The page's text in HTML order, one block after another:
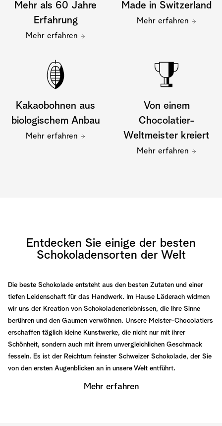
Mehr als 60 Jahre
Erfahrung
Mehr erfahren
Made in Switzerland
Mehr erfahren
Kakaobohnen aus
biologischem Anbau
Mehr erfahren
Von einem
Chocolatier-
Weltmeister kreiert
Mehr erfahren
Entdecken Sie einige der besten
Schokoladensorten der Welt
Die beste Schokolade entsteht aus den besten Zutaten und einer
tiefen Leidenschaft für das Handwerk. Im Hause Läderach widmen
wir uns der Kreation von Schokoladenerlebnissen, die Ihre Sinne
berühren und den Gaumen verwöhnen. Unsere Meister-Chocolatiers
erschaffen täglich kleine Kunstwerke, die nicht nur mit ihrer
Schönheit, sondern auch mit ihrem unvergleichlichen Geschmack
fesseln. Es ist der Reichtum feinster Schweizer Schokolade, der Sie
von den ersten Augenblicken an in unsere Welt entführt.
Mehr erfahren